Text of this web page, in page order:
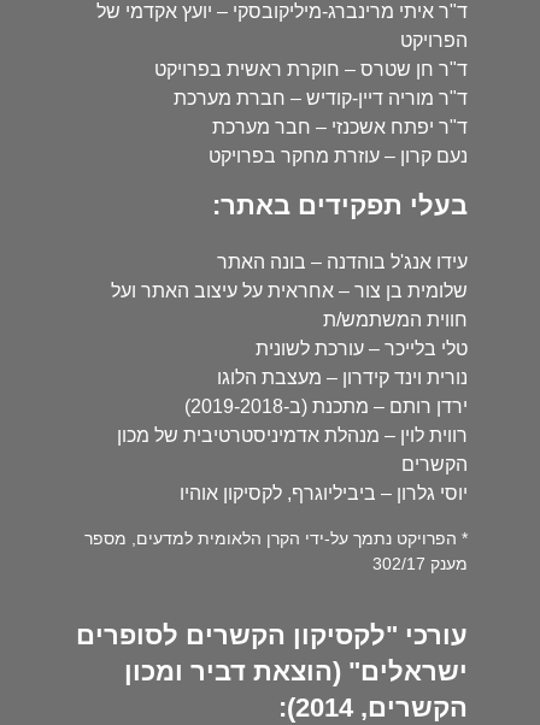
ד"ר איתי מרינברג-מיליקובסקי – יועץ אקדמי של
הפרויקט
ד"ר חן שטרס – חוקרת ראשית בפרויקט
ד"ר מוריה דיין-קודיש – חברת מערכת
ד"ר יפתח אשכנזי – חבר מערכת
נעם קרון – עוזרת מחקר בפרויקט
בעלי תפקידים באתר:
עידו אנג'ל בוהדנה – בונה האתר
שלומית בן צור – אחראית על עיצוב האתר ועל
חווית המשתמש/ת
טלי בלייכר – עורכת לשונית
נורית וינד קידרון – מעצבת הלוגו
ירדן רותם – מתכנת (ב-2019-2018)
רווית לוין – מנהלת אדמיניסטרטיבית של מכון
הקשרים
יוסי גלרון – ביביליוגרף, לקסיקון אוהיו
* הפרויקט נתמך על-ידי הקרן הלאומית למדעים, מספר
מענק 302/17
עורכי "לקסיקון הקשרים לסופרים
ישראלים" (הוצאת דביר ומכון
הקשרים, 2014):